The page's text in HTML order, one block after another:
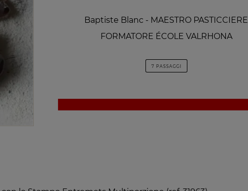
Baptiste Blanc - MAESTRO PASTICCIERE
FORMATORE ÉCOLE VALRHONA
7 PASSAGGI